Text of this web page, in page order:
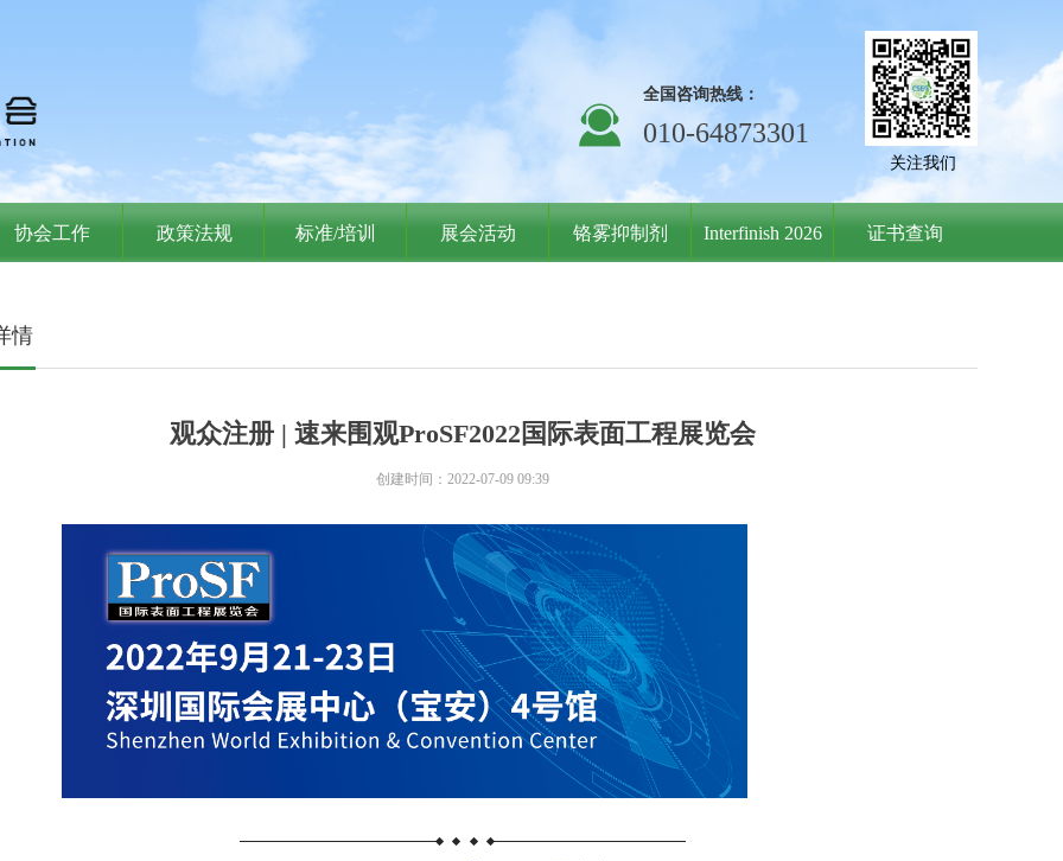
协会工作 政策法规 标准/培训 展会活动 铬雾抑制剂 Interfinish 2026 证书查询
끤 010-64873301
全国咨询热线：
关注我们
观众注册 | 速来围观ProSF2022国际表面工程展览会
情
创建时间： 2022-07-09 09:39